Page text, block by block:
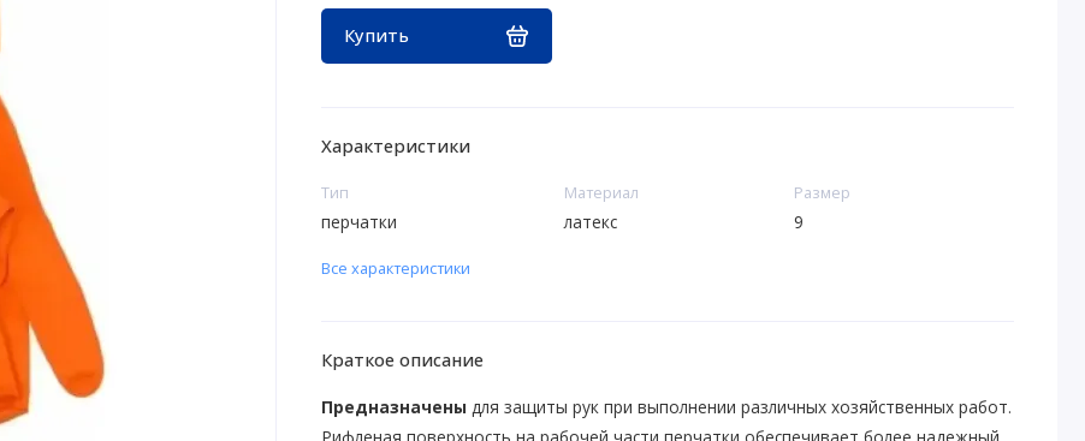
Купить
Характеристики
Тип
перчатки
Материал
латекс
Размер
9
Все характеристики
Краткое описание
Предназначены для защиты рук при выполнении различных хозяйственных работ.